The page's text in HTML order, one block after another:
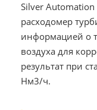
Silver Automation
расходомер
информацией о
воздуха для
результат при
Нм3/ч.